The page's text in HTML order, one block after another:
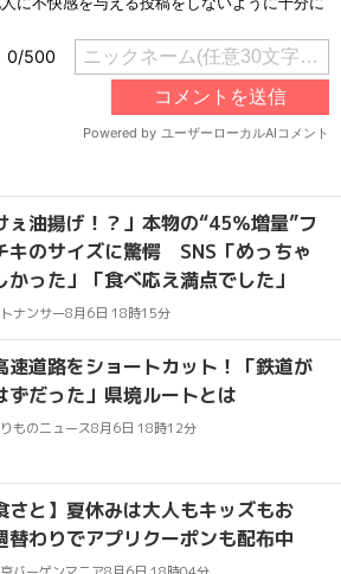
ぇ油揚げ！？」本物の“45％増量”フ
キのサイズに驚愕 SNS「めっちゃ
かった」「食べ応え満点でした」
ナンサー8月6日 18時15分
速道路をショートカット！「鉄道が
ずだった」県境ルートとは
ものニュース8月6日 18時12分
さと】夏休みは大人もキッズもお
替わりでアプリクーポンも配布中